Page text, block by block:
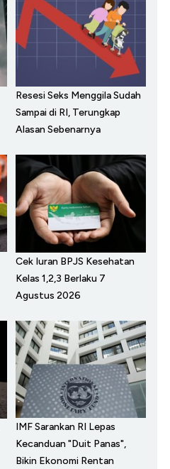
Resesi Seks Menggila Sudah
Sampai di RI, Terungkap
Alasan Sebenarnya
Cek Iuran BPJS Kesehatan
Kelas 1,2,3 Berlaku 7
Agustus 2026
IMF Sarankan RI Lepas
Kecanduan "Duit Panas",
Bikin Ekonomi Rentan